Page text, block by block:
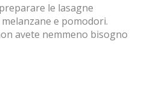
le lasagne
e pomodori.
avete nemmeno bisogno